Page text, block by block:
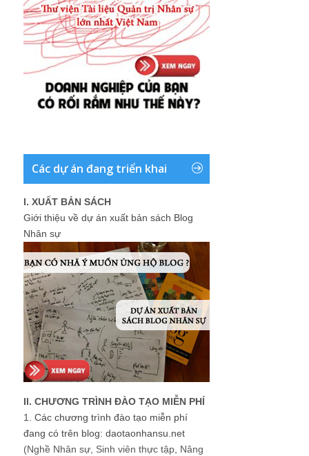
Các dự án đang triển khai
I. XUẤT BẢN SÁCH
Giới thiệu về dự án xuất bản sách Blog
Nhân sự
II. CHƯƠNG TRÌNH ĐÀO TẠO MIỄN PHÍ
1. Các chương trình đào tạo miễn phí
đang có trên blog: daotaonhansu.net
(Nghề Nhân sự, Sinh viên thực tập, Nâng